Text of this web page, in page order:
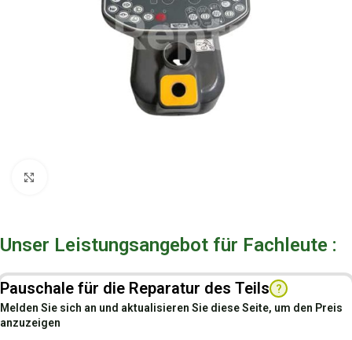
Unser Leistungsangebot für Fachleute :
Pauschale für die Reparatur des Teils ?
Melden Sie sich an und aktualisieren Sie diese Seite, um den Preis
anzuzeigen